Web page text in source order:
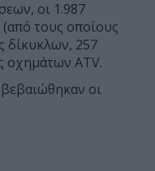
οι 1.987
τους οποίους
δίκυκλων, 257
οχημάτων ATV.
οι